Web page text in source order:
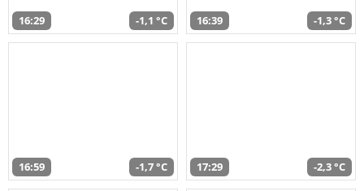
16:29 -1,1 °C 16:39 -1,3 °C
16:59 -1,7 °C 17:29 -2,3 °C